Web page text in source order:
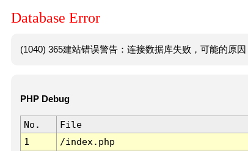
Database Error
(1040) 365建站错误警告：连接数据库失败，可能的原
PHP Debug
No. File
1
/index.php